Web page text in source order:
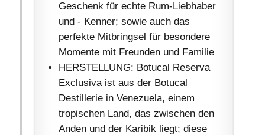
Geschenk für echte Rum-Liebhaber
und - Kenner; sowie auch das
perfekte Mitbringsel für besondere
Momente mit Freunden und Familie
HERSTELLUNG: Botucal Reserva
Exclusiva ist aus der Botucal
Destillerie in Venezuela, einem
tropischen Land, das zwischen den
Anden und der Karibik liegt; diese